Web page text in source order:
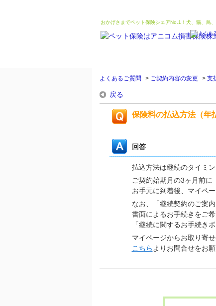
おかげさまでペット保険シェアNo.1！犬、猫、鳥
よくあるご質問 > ご契約内容の変更 > 支
戻る
保険料の払込方法（年
回答
払込方法は継続のタイミ
ご契約始期月の3ヶ月前に
お手元に到着後、マイペ
なお、「継続契約のご案
書面によるお手続きをご
「継続に関するお手続き
マイページからお取り寄
こちら よりお問合せをお願